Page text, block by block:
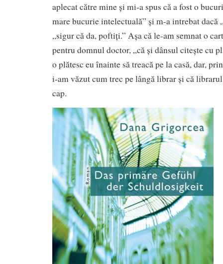
aplecat către mine și mi-a spus că a fost o
mare bucurie intelectuală” și m-a intrebat dacă
„sigur că da, poftiți.” Așa că le-am semnat o
pentru domnul doctor, „că și dânsul citește cu
o plătesc eu înainte să treacă pe la casă, dar,
i-am văzut cum trec pe lângă librar și că
cap.